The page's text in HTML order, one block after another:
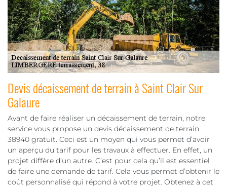
Devis décaissement de terrain à Saint Clair Sur
Galaure
Avant de faire réaliser un décaissement de terrain, notre
service vous propose un devis décaissement de terrain
38940 gratuit. Ceci est un moyen qui vous permet d’avoir
un aperçu du tarif pour les travaux à effectuer. En effet, un
projet diffère d’un autre. C’est pour cela qu’il est essentiel
de faire une demande de tarif. Cela vous permet d’obtenir le
coût personnalisé qui répond à votre projet. Obtenez à cet